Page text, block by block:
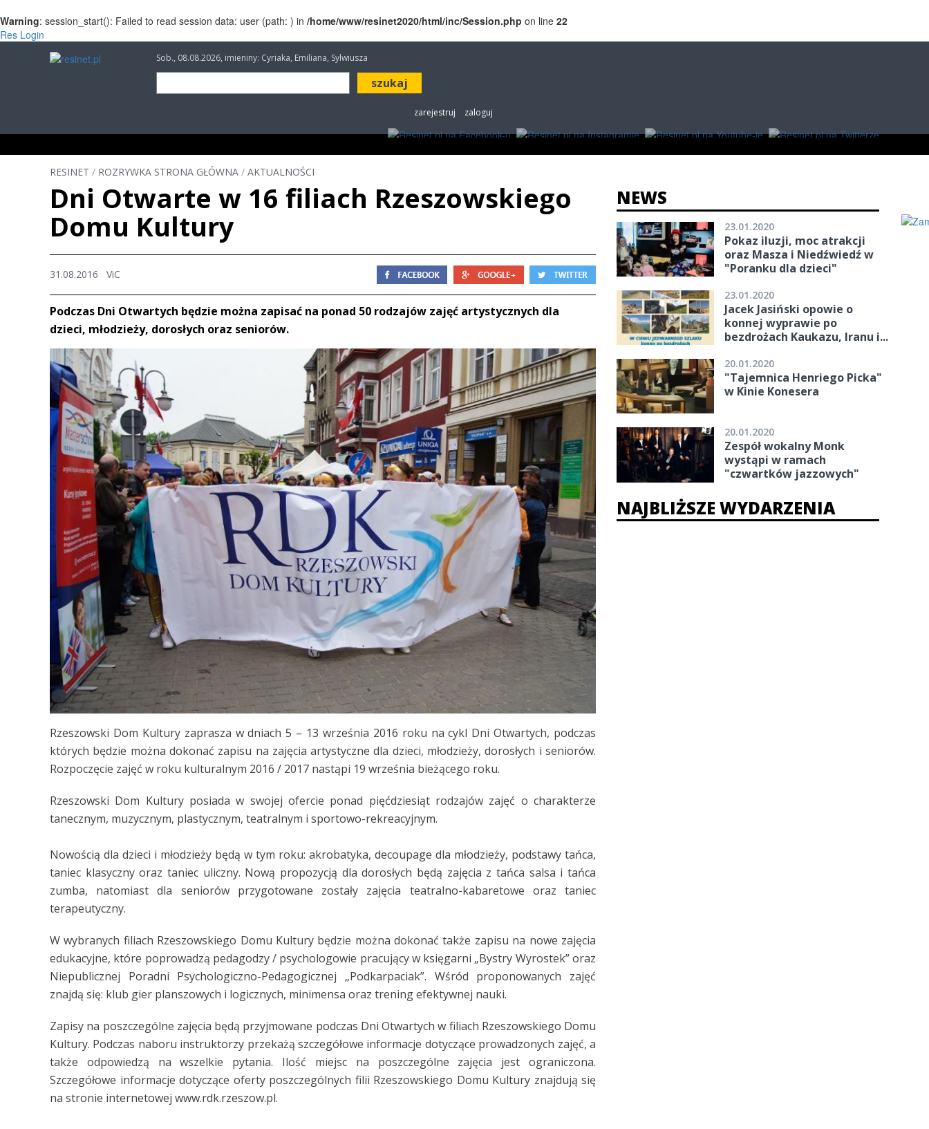
Warning: session_start(): Failed to read session data: user (path: ) in /home/www/resinet2020/html/inc/Session.php on line 22
Res Login
Sob., 08.08.2026, imieniny: Cyriaka, Emiliana, Sylwiusza
zarejestruj zaloguj
INFORMACJE INWESTYCJE IMPREZY
RESINET / ROZRYWKA STRONA GŁÓWNA / AKTUALNOŚCI
Dni Otwarte w 16 filiach Rzeszowskiego
Domu Kultury
31.08.2016 ViC
Podczas Dni Otwartych będzie można zapisać na ponad 50 rodzajów zajęć artystycznych dla
dzieci, młodzieży, dorosłych oraz seniorów.
Rzeszowski Dom Kultury zaprasza w dniach 5 – 13 września 2016 roku na cykl Dni Otwartych, podczas
których będzie można dokonać zapisu na zajęcia artystyczne dla dzieci, młodzieży, dorosłych i seniorów.
Rozpoczęcie zajęć w roku kulturalnym 2016 / 2017 nastąpi 19 września bieżącego roku.
Rzeszowski Dom Kultury posiada w swojej ofercie ponad pięćdziesiąt rodzajów zajęć o charakterze
tanecznym, muzycznym, plastycznym, teatralnym i sportowo-rekreacyjnym.
Nowością dla dzieci i młodzieży będą w tym roku: akrobatyka, decoupage dla młodzieży, podstawy tańca,
taniec klasyczny oraz taniec uliczny. Nową propozycją dla dorosłych będą zajęcia z tańca salsa i tańca
zumba, natomiast dla seniorów przygotowane zostały zajęcia teatralno-kabaretowe oraz taniec
terapeutyczny.
W wybranych filiach Rzeszowskiego Domu Kultury będzie można dokonać także zapisu na nowe zajęcia
edukacyjne, które poprowadzą pedagodzy / psychologowie pracujący w księgarni „Bystry Wyrostek” oraz
Niepublicznej Poradni Psychologiczno-Pedagogicznej „Podkarpaciak”. Wśród proponowanych zajęć
znajdą się: klub gier planszowych i logicznych, minimensa oraz trening efektywnej nauki.
Zapisy na poszczególne zajęcia będą przyjmowane podczas Dni Otwartych w filiach Rzeszowskiego Domu
Kultury. Podczas naboru instruktorzy przekażą szczegółowe informacje dotyczące prowadzonych zajęć, a
także odpowiedzą na wszelkie pytania. Ilość miejsc na poszczególne zajęcia jest ograniczona.
Szczegółowe informacje dotyczące oferty poszczególnych filii Rzeszowskiego Domu Kultury znajdują się
na stronie internetowej www.rdk.rzeszow.pl.
NEWS
23.01.2020
Pokaz iluzji, moc atrakcji
oraz Masza i Niedźwiedź w
"Poranku dla dzieci"
23.01.2020
Jacek Jasiński opowie o
konnej wyprawie po
bezdrożach Kaukazu, Iranu i...
20.01.2020
"Tajemnica Henriego Picka"
w Kinie Konesera
20.01.2020
Zespół wokalny Monk
wystąpi w ramach
"czwartków jazzowych"
NAJBLIŻSZE WYDARZENIA